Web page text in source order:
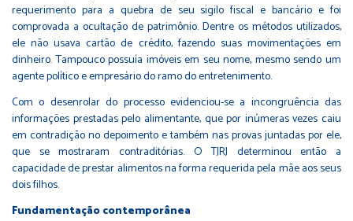
requerimento para a quebra de seu sigilo fiscal e bancário e foi
comprovada a ocultação de patrimônio. Dentre os métodos utilizados,
ele não usava cartão de crédito, fazendo suas movimentações em
dinheiro. Tampouco possuía imóveis em seu nome, mesmo sendo um
agente político e empresário do ramo do entretenimento.
Com o desenrolar do processo evidenciou-se a incongruência das
informações prestadas pelo alimentante, que por inúmeras vezes caiu
em contradição no depoimento e também nas provas juntadas por ele,
que se mostraram contraditórias. O TJRJ determinou então a
capacidade de prestar alimentos na forma requerida pela mãe aos seus
dois filhos.
Fundamentação contemporânea